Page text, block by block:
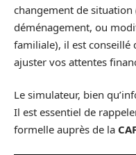
changement de
déménagement, ou
familiale), il est
ajuster vos attentes
Le simulateur, bien
Il est essentiel de
formelle auprès de la